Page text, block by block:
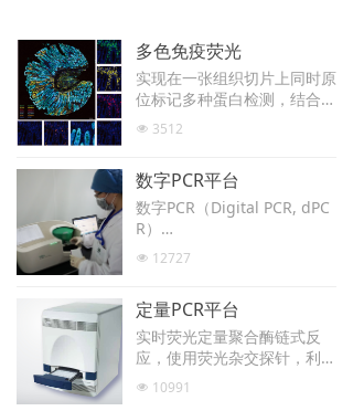
多色免疫荧光
实现在一张组织切片上同时原
位标记多种蛋白检测，结合数
字病理扫描、多光谱拆分，进
行定量病理分析、细胞表型及
析等。基于组织芯片开展多色
免疫荧光研究，可以将多靶点
组织染色结果转化为多维度高
分析具有统计学意义的研究分
넶 3512
数字PCR平台
数字PCR（Digital PCR, dPC
R）
基于泊松分布原理建立的一种
核酸分子绝对定量技术。通过
其中每个微滴或不含或含有一
个至数个核酸靶标分子。每个
单分子进行PCR扩增，探针用
逐个对每个微滴检测有无荧光
넶 12727
定量PCR平台
实时荧光定量聚合酶链式反
应，使用荧光杂交探针，利用
荧光信号累积监测PCR的扩增
效率，用以精确定量起始模板
넶 10991